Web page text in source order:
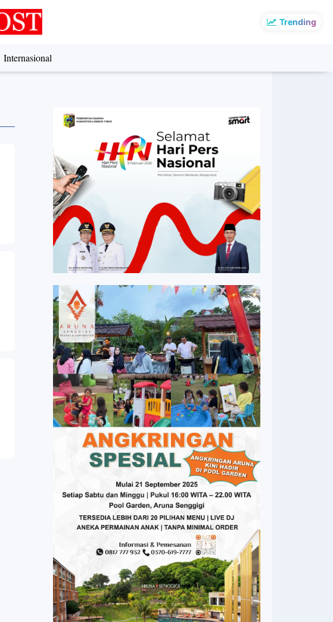
Trending
Internasional